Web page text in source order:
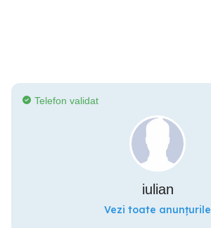
Telefon validat
iulian
Vezi toate anunțurile